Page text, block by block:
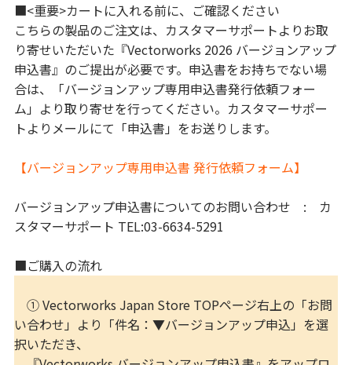
■<重要>カートに入れる前に、ご確認ください
こちらの製品のご注文は、カスタマーサポートよりお取
り寄せいただいた『Vectorworks 2026 バージョンアップ
申込書』のご提出が必要です。申込書をお持ちでない場
合は、「バージョンアップ専用申込書発行依頼フォー
ム」より取り寄せを行ってください。カスタマーサポー
トよりメールにて「申込書」をお送りします。
【バージョンアップ専用申込書 発行依頼フォーム】
バージョンアップ申込書についてのお問い合わせ : カ
スタマーサポート TEL:03-6634-5291
■ご購入の流れ
① Vectorworks Japan Store TOPページ右上の「お問
い合わせ」より「件名：▼バージョンアップ申込」を選
択いただき、